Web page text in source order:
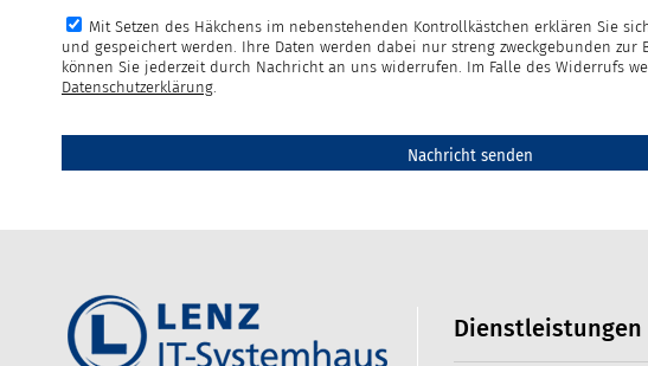
Mit Setzen des Häkchens im nebenstehenden Kontrollkästchen erklären Sie
und gespeichert werden. Ihre Daten werden dabei nur streng zweckgebunden
können Sie jederzeit durch Nachricht an uns widerrufen. Im Falle des Widerrufs
Datenschutzerklärung.
Dienstleistungen